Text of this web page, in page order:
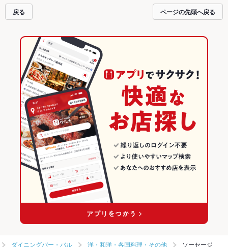
ト予約が使えるお店も拡大中です。友達どうしの飲み会にも、会社の宴会に
も、デートやパーティーにもお得に便利にホットペッパーグルメをご利用くだ
さい。
戻る ページの先頭へ戻る
ダイニングバー・バル 洋・和洋・各国料理・その他 ソーセージ